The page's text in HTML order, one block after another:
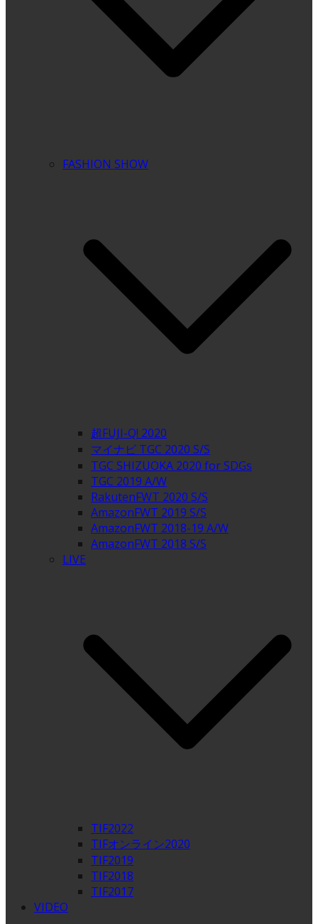
FASHION SHOW
超FUJI-Q! 2020
マイナビ TGC 2020 S/S
TGC SHIZUOKA 2020 for SDGs
TGC 2019 A/W
RakutenFWT 2020 S/S
AmazonFWT 2019 S/S
AmazonFWT 2018-19 A/W
AmazonFWT 2018 S/S
LIVE
TIF2022
TIFオンライン2020
TIF2019
TIF2018
TIF2017
VIDEO